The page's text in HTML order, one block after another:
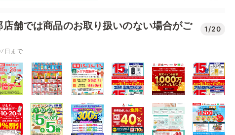
舗では商品のお取り扱いのない場合がご
1/20
日まで